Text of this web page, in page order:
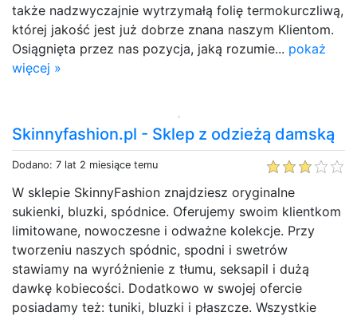
także nadzwyczajnie wytrzymałą folię termokurczliwą,
której jakość jest już dobrze znana naszym Klientom.
Osiągnięta przez nas pozycja, jaką rozumie... pokaż
więcej »
Skinnyfashion.pl - Sklep z odzieżą damską
Dodano: 7 lat 2 miesiące temu
W sklepie SkinnyFashion znajdziesz oryginalne
sukienki, bluzki, spódnice. Oferujemy swoim klientkom
limitowane, nowoczesne i odważne kolekcje. Przy
tworzeniu naszych spódnic, spodni i swetrów
stawiamy na wyróżnienie z tłumu, seksapil i dużą
dawkę kobiecości. Dodatkowo w swojej ofercie
posiadamy też: tuniki, bluzki i płaszcze. Wszystkie